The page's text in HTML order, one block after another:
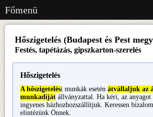
Főmenü
Hőszigetelés (Budapest és Pest
Festés, tapétázás, gipszkarton-szerelés
Hőszigetelés
A hőszigetelési munkák esetén átvállaljuk az
munkadíját állványzattal. Ha kéri, az anyagot
ingyenes házhozhozszállítjuk. Keressen
elintézünk Önnek.